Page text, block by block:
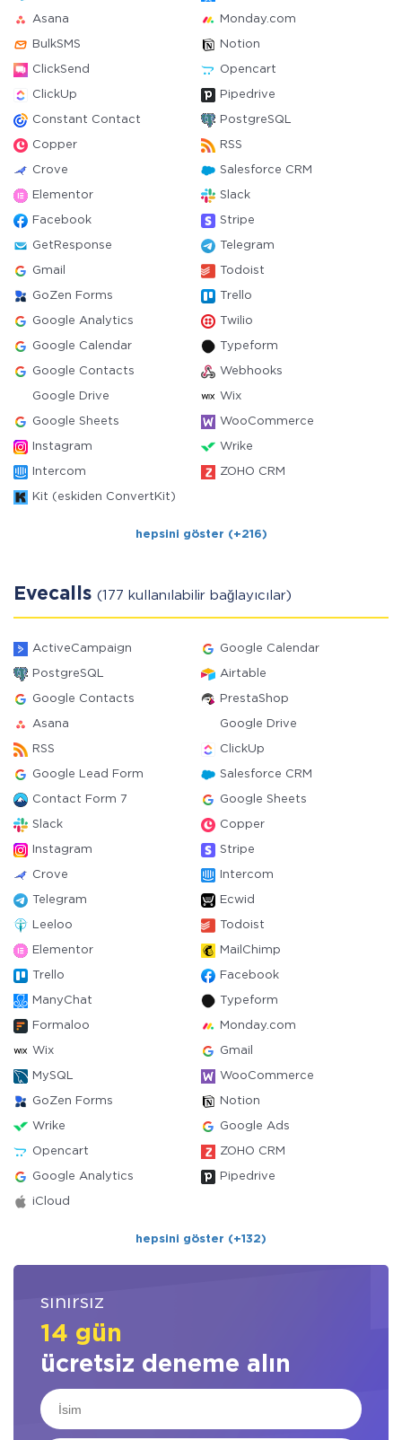
Asana Monday.com
BulkSMS Notion
ClickSend Opencart
ClickUp Pipedrive
Constant Contact PostgreSQL
Copper RSS
Crove Salesforce CRM
Elementor Slack
Facebook Stripe
GetResponse Telegram
Gmail Todoist
GoZen Forms Trello
Google Analytics Twilio
Google Calendar Typeform
Google Contacts Webhooks
Google Drive Wix
Google Sheets WooCommerce
Instagram Wrike
Intercom ZOHO CRM
Kit (eskiden ConvertKit)
hepsini göster (+216)
Evecalls (177 kullanılabilir bağlayıcılar)
ActiveCampaign Google Calendar
PostgreSQL Airtable
Google Contacts PrestaShop
Asana Google Drive
RSS ClickUp
Google Lead Form Salesforce CRM
Contact Form 7 Google Sheets
Slack Copper
Instagram Stripe
Crove Intercom
Telegram Ecwid
Leeloo Todoist
Elementor MailChimp
Trello Facebook
ManyChat Typeform
Formaloo Monday.com
Wix Gmail
MySQL WooCommerce
GoZen Forms Notion
Wrike Google Ads
Opencart ZOHO CRM
Google Analytics Pipedrive
iCloud
hepsini göster (+132)
sınırsız
14 gün
ücretsiz deneme alın